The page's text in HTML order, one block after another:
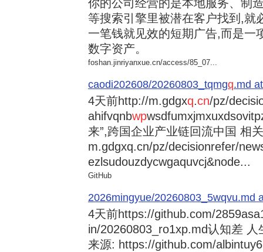
你的公司经营的是本地服务、制
等搜索引擎里被潜在客户找到,就
一笔钱就见效的短期广告,而是一
数字资产。
foshan.jinriyanxue.cn/access/85_07...
caodi202608/20260803_tqmgq.md
4天前http://m.gdgxq.cn/pz/
ahifvqnbwp
来”,跨国企业产业链回流中国 相
m.gdgxq.cn/pz/decisionrefer/
ezlsudouzdycwgaquvcj&node...
GitHub
2026mingyue/20260803_5wqvu.md
4天前https://github.com/
in/20260803_ro1xp.md认知差
来源: https://github.com/